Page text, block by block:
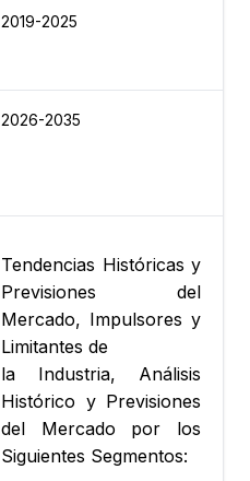
2019-2025
2026-2035
Tendencias Históricas y
Previsiones del
Mercado, Impulsores y
Limitantes de
la Industria, Análisis
Histórico y Previsiones
del Mercado por los
Siguientes Segmentos: